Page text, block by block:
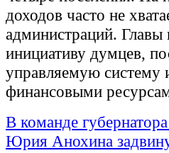
доходов часто не
администраций.
инициативу думцев,
управляемую систему
финансовыми
В команде
Юрия Анохина